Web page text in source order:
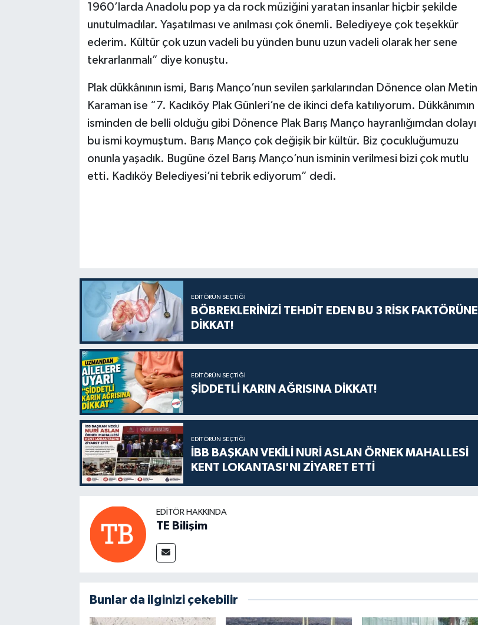
1960’larda Anadolu pop ya da rock müziğini yaratan insanlar hiçbir şekilde
unutulmadılar. Yaşatılması ve anılması çok önemli. Belediyeye çok teşekkür
ederim. Kültür çok uzun vadeli bu yünden bunu uzun vadeli olarak her sene
tekrarlanmalı” diye konuştu.
Plak dükkânının ismi, Barış Manço’nun sevilen şarkılarından Dönence olan Metin
Karaman ise “7. Kadıköy Plak Günleri’ne de ikinci defa katılıyorum. Dükkânımın
isminden de belli olduğu gibi Dönence Plak Barış Manço hayranlığımdan dolayı
bu ismi koymuştum. Barış Manço çok değişik bir kültür. Biz çocukluğumuzu
onunla yaşadık. Bugüne özel Barış Manço’nun isminin verilmesi bizi çok mutlu
etti. Kadıköy Belediyesi’ni tebrik ediyorum” dedi.
EDITÖRÜN SEÇTIĞI
BÖBREKLERİNİZİ TEHDİT EDEN BU 3 RİSK FAKTÖRÜNE
DİKKAT!
EDITÖRÜN SEÇTIĞI
ŞİDDETLİ KARIN AĞRISINA DİKKAT!
EDITÖRÜN SEÇTIĞI
İBB BAŞKAN VEKİLİ NURİ ASLAN ÖRNEK MAHALLESİ
KENT LOKANTASI'NI ZİYARET ETTİ
EDITÖR HAKKINDA
TE Bilişim
Bunlar da ilginizi çekebilir